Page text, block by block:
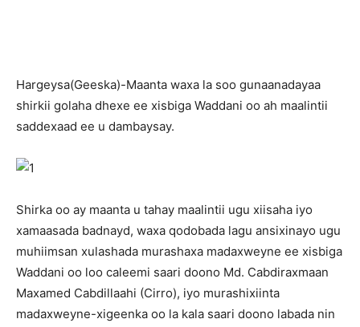
Hargeysa(Geeska)-Maanta waxa la soo gunaanadayaa
shirkii golaha dhexe ee xisbiga Waddani oo ah maalintii
saddexaad ee u dambaysay.
Shirka oo ay maanta u tahay maalintii ugu xiisaha iyo
xamaasada badnayd, waxa qodobada lagu ansixinayo ugu
muhiimsan xulashada murashaxa madaxweyne ee xisbiga
Waddani oo loo caleemi saari doono Md. Cabdiraxmaan
Maxamed Cabdillaahi (Cirro), iyo murashixiinta
madaxweyne-xigeenka oo la kala saari doono labada nin